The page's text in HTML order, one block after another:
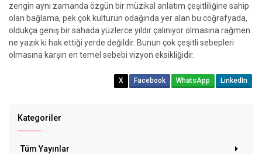
Kategoriler
Tüm Yayınlar
zengin aynı zamanda özgün bir müzikal anlatım çeşitliliğine sahip
olan bağlama, pek çok kültürün odağında yer alan bu coğrafyada,
oldukça geniş bir sahada yüzlerce yıldır çalınıyor olmasına rağmen
ne yazık ki hak ettiği yerde değildir. Bunun çok çeşitli sebepleri
olmasına karşın en temel sebebi vizyon eksikliğidir.
X Facebook WhatsApp LinkedIn